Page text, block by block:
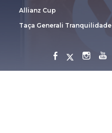
Allianz Cup
Taça Generali Tranquilidade